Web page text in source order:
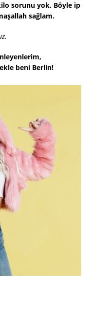
sorunu yok. Böyle ip
sağlam.
beni Berlin!